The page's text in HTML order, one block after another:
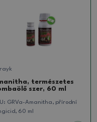
természetes
szer, 60 ml
GRVa-Amanitha, přírodní
60 ml